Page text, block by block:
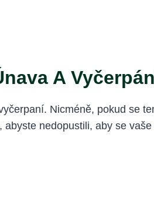
A
Nicméně, pokud se
nedopustili, aby se